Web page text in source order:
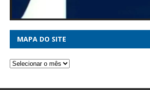
MAPA DO SITE